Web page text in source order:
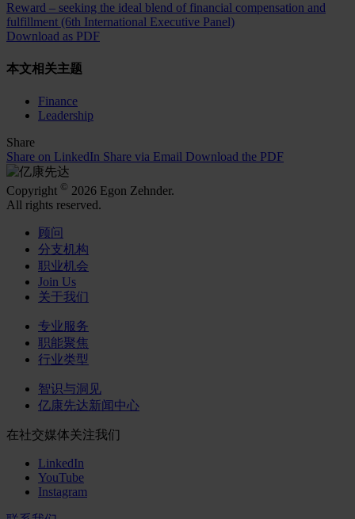
Reward – seeking the ideal blend of financial compensation and
fulfillment (6th International Executive Panel)
Download as PDF
本文相关主题
Finance
Leadership
Share
Share on LinkedIn Share via Email Download the PDF
Copyright © 2026 Egon Zehnder.
All rights reserved.
顾问
分支机构
职业机会
Join Us
关于我们
专业服务
职能聚焦
行业类型
智识与洞见
亿康先达新闻中心
在社交媒体关注我们
LinkedIn
YouTube
Instagram